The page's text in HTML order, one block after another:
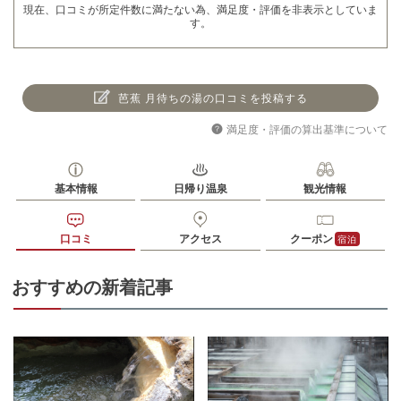
現在、口コミが所定件数に満たない為、満足度・評価を非表示としていま
す。
芭蕉 月待ちの湯の口コミを投稿する
満足度・評価の算出基準について
基本情報 日帰り温泉 観光情報
口コミ アクセス クーポン 宿泊
おすすめの新着記事